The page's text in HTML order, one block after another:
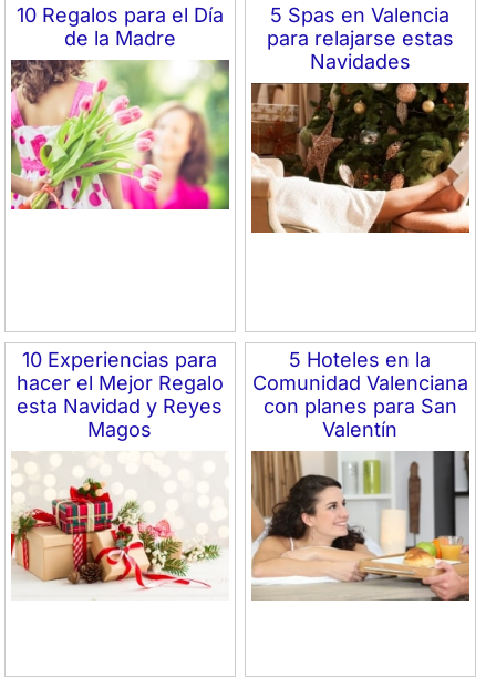
10 Regalos para el Día
de la Madre
5 Spas en Valencia
para relajarse estas
Navidades
10 Experiencias para
hacer el Mejor Regalo
esta Navidad y Reyes
Magos
5 Hoteles en la
Comunidad Valenciana
con planes para San
Valentín